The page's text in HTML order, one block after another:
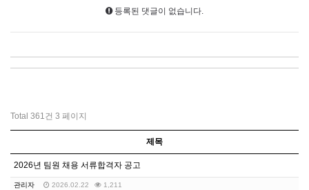
등록된 댓글이 없습니다.
Total 361건 3 페이지
제목
2026년 팀원 채용 서류합격자 공고
관리자 2026.02.22 1,211